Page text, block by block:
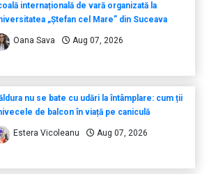
internațională de vară organizată la
„Ștefan cel Mare” din Suceava
Oana Sava Aug 07, 2026
nu se bate cu udări la întâmplare: cum ții
de balcon în viață pe caniculă
Estera Vicoleanu Aug 07, 2026